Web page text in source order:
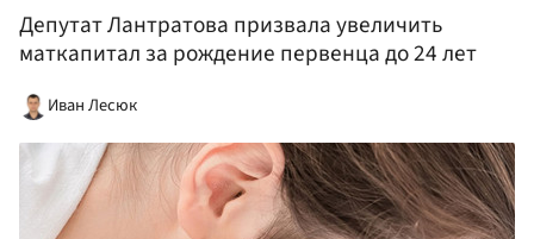
Депутат Лантратова призвала увеличить
маткапитал за рождение первенца до 24 лет
Иван Лесюк